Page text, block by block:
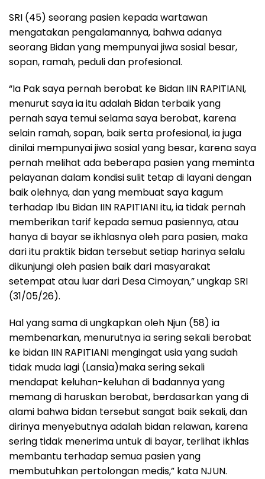
SRI (45) seorang pasien kepada wartawan
mengatakan pengalamannya, bahwa adanya
seorang Bidan yang mempunyai jiwa sosial besar,
sopan, ramah, peduli dan profesional.
“Ia Pak saya pernah berobat ke Bidan IIN RAPITIANI,
menurut saya ia itu adalah Bidan terbaik yang
pernah saya temui selama saya berobat, karena
selain ramah, sopan, baik serta profesional, ia juga
dinilai mempunyai jiwa sosial yang besar, karena saya
pernah melihat ada beberapa pasien yang meminta
pelayanan dalam kondisi sulit tetap di layani dengan
baik olehnya, dan yang membuat saya kagum
terhadap Ibu Bidan IIN RAPITIANI itu, ia tidak pernah
memberikan tarif kepada semua pasiennya, atau
hanya di bayar se ikhlasnya oleh para pasien, maka
dari itu praktik bidan tersebut setiap harinya selalu
dikunjungi oleh pasien baik dari masyarakat
setempat atau luar dari Desa Cimoyan,” ungkap SRI
(31/05/26).
Hal yang sama di ungkapkan oleh Njun (58) ia
membenarkan, menurutnya ia sering sekali berobat
ke bidan IIN RAPITIANI mengingat usia yang sudah
tidak muda lagi (Lansia)maka sering sekali
mendapat keluhan-keluhan di badannya yang
memang di haruskan berobat, berdasarkan yang di
alami bahwa bidan tersebut sangat baik sekali, dan
dirinya menyebutnya adalah bidan relawan, karena
sering tidak menerima untuk di bayar, terlihat ikhlas
membantu terhadap semua pasien yang
membutuhkan pertolongan medis,” kata NJUN.